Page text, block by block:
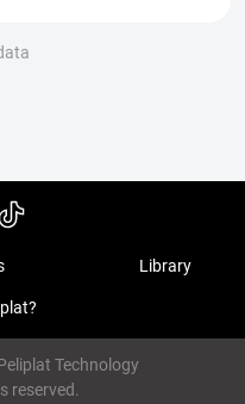
un lugar especial
Library
Technology
reserved.